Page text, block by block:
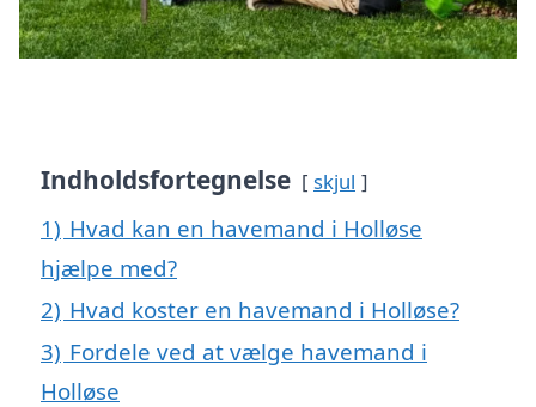
Indholdsfortegnelse skjul
1) Hvad kan en havemand i Holløse
hjælpe med?
2) Hvad koster en havemand i Holløse?
3) Fordele ved at vælge havemand i
Holløse